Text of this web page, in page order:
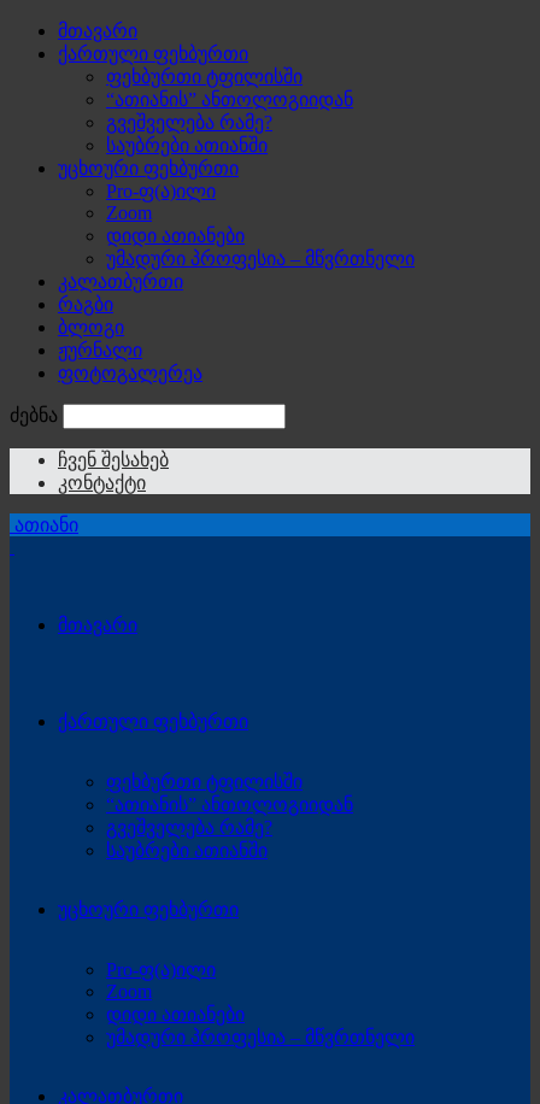
მთავარი
ქართული ფეხბურთი
ფეხბურთი ტფილისში
“ათიანის” ანთოლოგიიდან
გვეშველება რამე?
საუბრები ათიანში
უცხოური ფეხბურთი
Pro-ფ(ა)ილი
Zoom
დიდი ათიანები
უმადური პროფესია – მწვრთნელი
კალათბურთი
რაგბი
ბლოგი
ჟურნალი
ფოტოგალერეა
ძებნა
ჩვენ შესახებ
კონტაქტი
ათიანი
მთავარი
ქართული ფეხბურთი
ფეხბურთი ტფილისში
“ათიანის” ანთოლოგიიდან
გვეშველება რამე?
საუბრები ათიანში
უცხოური ფეხბურთი
Pro-ფ(ა)ილი
Zoom
დიდი ათიანები
უმადური პროფესია – მწვრთნელი
კალათბურთი